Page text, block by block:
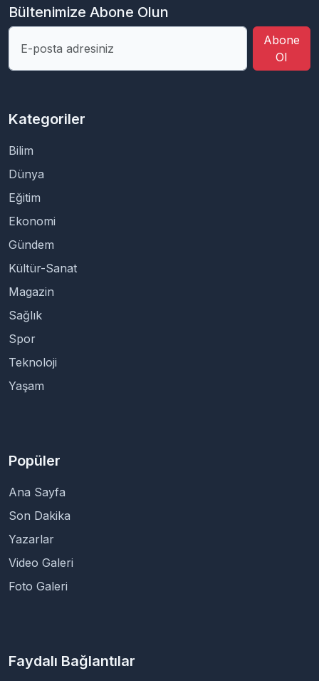
Bültenimize Abone Olun
Abone
Ol
Kategoriler
Bilim
Dünya
Eğitim
Ekonomi
Gündem
Kültür-Sanat
Magazin
Sağlık
Spor
Teknoloji
Yaşam
Popüler
Ana Sayfa
Son Dakika
Yazarlar
Video Galeri
Foto Galeri
Faydalı Bağlantılar